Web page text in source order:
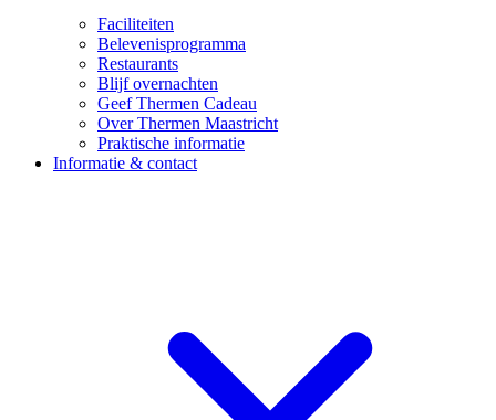
Faciliteiten
Belevenisprogramma
Restaurants
Blijf overnachten
Geef Thermen Cadeau
Over Thermen Maastricht
Praktische informatie
Informatie & contact